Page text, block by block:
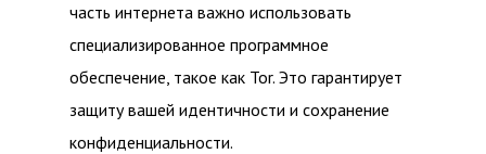
часть интернета важно использовать
специализированное программное
обеспечение, такое как Tor. Это гарантирует
защиту вашей идентичности и сохранение
конфиденциальности.